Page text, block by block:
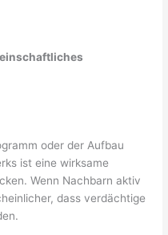
oder der Aufbau
ist eine wirksame
Wenn Nachbarn aktiv
dass verdächtige